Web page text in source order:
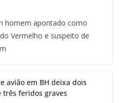
homem apontado como
Vermelho e suspeito de
avião em BH deixa dois
três feridos graves